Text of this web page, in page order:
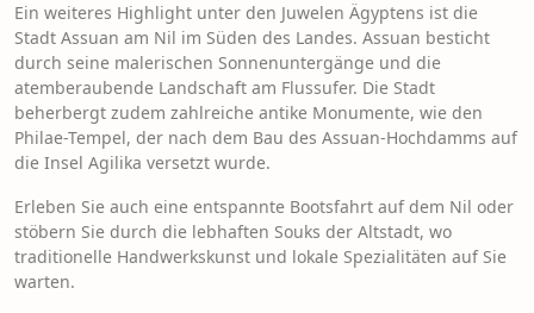
Ein weiteres Highlight unter den Juwelen Ägyptens ist die
Stadt Assuan am Nil im Süden des Landes. Assuan besticht
durch seine malerischen Sonnenuntergänge und die
atemberaubende Landschaft am Flussufer. Die Stadt
beherbergt zudem zahlreiche antike Monumente, wie den
Philae-Tempel, der nach dem Bau des Assuan-Hochdamms auf
die Insel Agilika versetzt wurde.
Erleben Sie auch eine entspannte Bootsfahrt auf dem Nil oder
stöbern Sie durch die lebhaften Souks der Altstadt, wo
traditionelle Handwerkskunst und lokale Spezialitäten auf Sie
warten.